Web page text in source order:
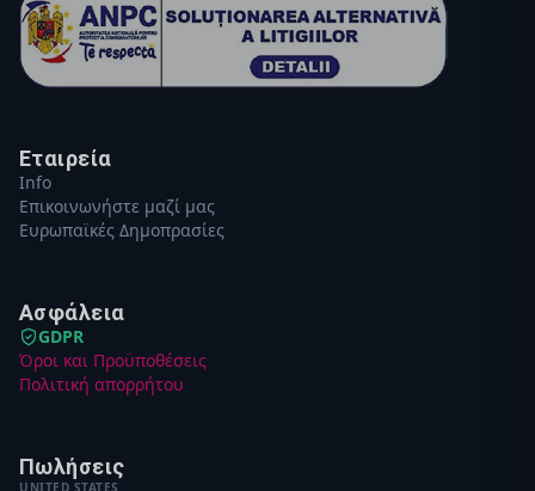
Εταιρεία
Info
Επικοινωνήστε μαζί μας
Ευρωπαϊκές Δημοπρασίες
Ασφάλεια
GDPR
Όροι και Προϋποθέσεις
Πολιτική απορρήτου
Πωλήσεις
UNITED STATES